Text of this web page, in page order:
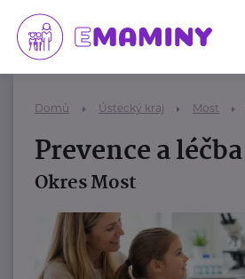
Domů Ústecký kraj Most
Prevence a léčba
Okres Most